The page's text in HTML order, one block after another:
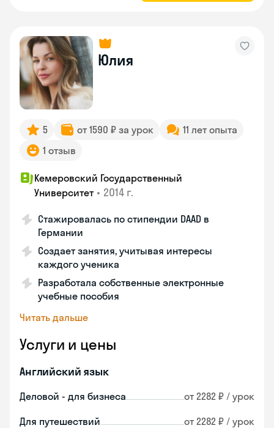
Юлия
5 от 1590 ₽ за урок
11 лет опыта
1 отзыв
Кемеровский Государственный
Университет • 2014 г.
Стажировалась по стипендии DAAD в
Германии
Создает занятия, учитывая интересы
каждого ученика
Разработала собственные электронные
учебные пособия
Читать дальше
Услуги и цены
Английский язык
Деловой - для бизнеса от 2282 ₽ / урок
Для путешествий от 2282 ₽ / урок